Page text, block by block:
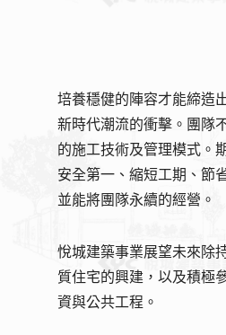
培養穩健的陣容才能締造
新時代潮流的衝擊。團隊
的施工技術及管理模式。
安全第一、縮短工期、節
並能將團隊永續的經營。
悅城建築事業展望未來除
質住宅的興建，以及積極
資與公共工程。